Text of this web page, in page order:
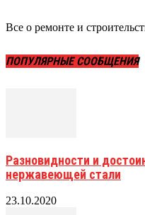
Все о ремонте и
ПОПУЛЯРНЫЕ СООБЩЕНИЯ
Разновидности и
нержавеющей стали
23.10.2020